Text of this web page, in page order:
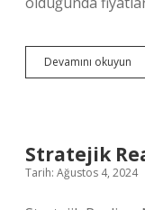
Devamını okuyun
ve
Stratejik
Tarih: Ağustos 4, 2024